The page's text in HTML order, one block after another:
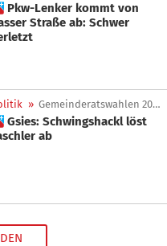
von
Straße ab: Schwer
» Gemeinderatswahlen 2020
löst
ab